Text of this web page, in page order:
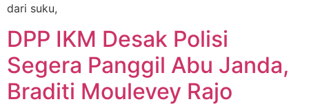
dari suku,
DPP IKM Desak Polisi
Segera Panggil Abu Janda,
Braditi Moulevey Rajo